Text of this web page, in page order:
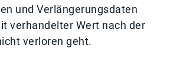
und Verlängerungsdaten
verhandelter Wert nach der
verloren geht.